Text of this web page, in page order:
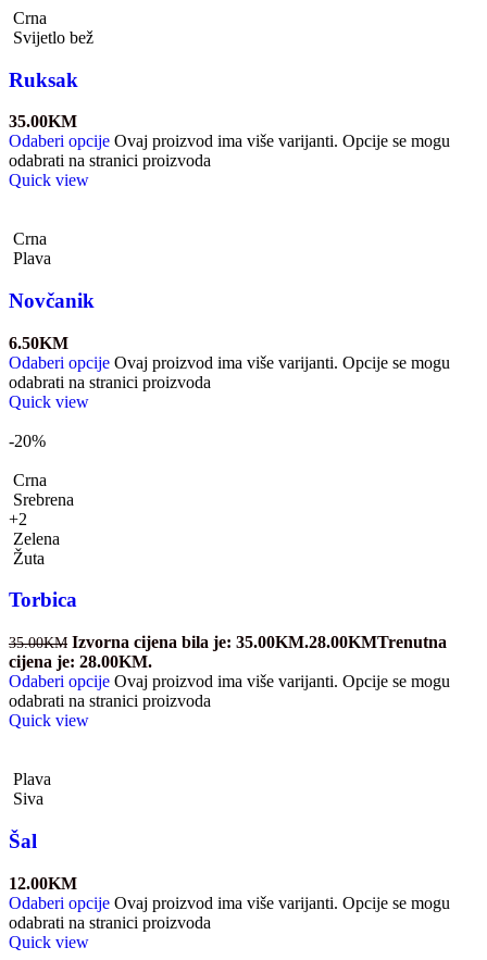
Crna
Svijetlo bež
Ruksak
35.00KM
Odaberi opcije Ovaj proizvod ima više varijanti. Opcije se mogu
odabrati na stranici proizvoda
Quick view
Crna
Plava
Novčanik
6.50KM
Odaberi opcije Ovaj proizvod ima više varijanti. Opcije se mogu
odabrati na stranici proizvoda
Quick view
-20%
Crna
Srebrena
+2
Zelena
Žuta
Torbica
35.00KM Izvorna cijena bila je: 35.00KM.28.00KMTrenutna
cijena je: 28.00KM.
Odaberi opcije Ovaj proizvod ima više varijanti. Opcije se mogu
odabrati na stranici proizvoda
Quick view
Plava
Siva
Šal
12.00KM
Odaberi opcije Ovaj proizvod ima više varijanti. Opcije se mogu
odabrati na stranici proizvoda
Quick view